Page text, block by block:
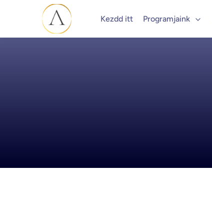
Kezdd itt Programjaink